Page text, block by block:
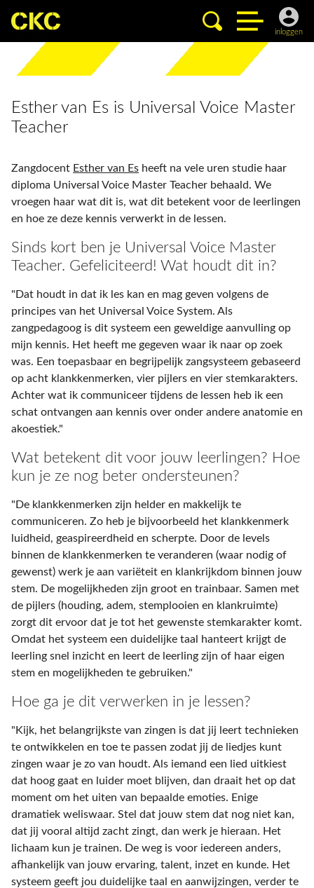
inloggen
Esther van Es is Universal Voice Master
Teacher
Zangdocent Esther van Es heeft na vele uren studie haar
diploma Universal Voice Master Teacher behaald. We
vroegen haar wat dit is, wat dit betekent voor de leerlingen
en hoe ze deze kennis verwerkt in de lessen.
Sinds kort ben je Universal Voice Master
Teacher. Gefeliciteerd! Wat houdt dit in?
"Dat houdt in dat ik les kan en mag geven volgens de
principes van het Universal Voice System. Als
zangpedagoog is dit systeem een geweldige aanvulling op
mijn kennis. Het heeft me gegeven waar ik naar op zoek
was. Een toepasbaar en begrijpelijk zangsysteem gebaseerd
op acht klankkenmerken, vier pijlers en vier stemkarakters.
Achter wat ik communiceer tijdens de lessen heb ik een
schat ontvangen aan kennis over onder andere anatomie en
akoestiek."
Wat betekent dit voor jouw leerlingen? Hoe
kun je ze nog beter ondersteunen?
"De klankkenmerken zijn helder en makkelijk te
communiceren. Zo heb je bijvoorbeeld het klankkenmerk
luidheid, geaspireerdheid en scherpte. Door de levels
binnen de klankkenmerken te veranderen (waar nodig of
gewenst) werk je aan variëteit en klankrijkdom binnen jouw
stem. De mogelijkheden zijn groot en trainbaar. Samen met
de pijlers (houding, adem, stemplooien en klankruimte)
zorgt dit ervoor dat je tot het gewenste stemkarakter komt.
Omdat het systeem een duidelijke taal hanteert krijgt de
leerling snel inzicht en leert de leerling zijn of haar eigen
stem en mogelijkheden te gebruiken."
Hoe ga je dit verwerken in je lessen?
"Kijk, het belangrijkste van zingen is dat jij leert technieken
te ontwikkelen en toe te passen zodat jij de liedjes kunt
zingen waar je zo van houdt. Als iemand een lied uitkiest
dat hoog gaat en luider moet blijven, dan draait het op dat
moment om het uiten van bepaalde emoties. Enige
dramatiek weliswaar. Stel dat jouw stem dat nog niet kan,
dat jij vooral altijd zacht zingt, dan werk je hieraan. Het
lichaam kun je trainen. De weg is voor iedereen anders,
afhankelijk van jouw ervaring, talent, inzet en kunde. Het
systeem geeft jou duidelijke taal en aanwijzingen, verder te